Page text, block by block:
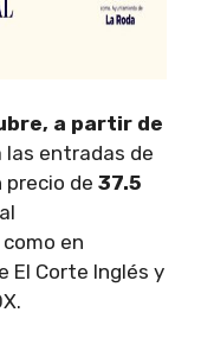
a partir de
entradas de
precio de 37.5
como en
El Corte Inglés y